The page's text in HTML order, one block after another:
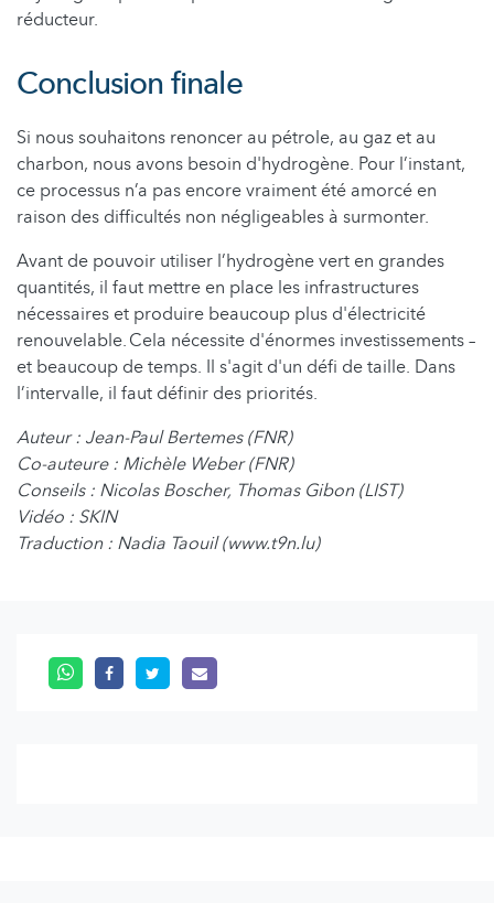
réducteur.
Conclusion finale
Si nous souhaitons renoncer au pétrole, au gaz et au
charbon, nous avons besoin d'hydrogène. Pour l’instant,
ce processus n’a pas encore vraiment été amorcé en
raison des difficultés non négligeables à surmonter.
Avant de pouvoir utiliser l’hydrogène vert en grandes
quantités, il faut mettre en place les infrastructures
nécessaires et produire beaucoup plus d'électricité
renouvelable. Cela nécessite d'énormes investissements –
et beaucoup de temps. Il s'agit d'un défi de taille. Dans
l’intervalle, il faut définir des priorités.
Auteur : Jean-Paul Bertemes (FNR)
Co-auteure : Michèle Weber (FNR)
Conseils : Nicolas Boscher, Thomas Gibon (LIST)
Vidéo : SKIN
Traduction : Nadia Taouil (www.t9n.lu)